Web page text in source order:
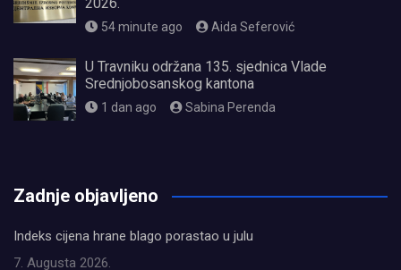
54 minute ago Aida Seferović
U Travniku održana 135. sjednica Vlade
Srednjobosanskog kantona
1 dan ago Sabina Perenda
Zadnje objavljeno
Indeks cijena hrane blago porastao u julu
7. Augusta 2026.